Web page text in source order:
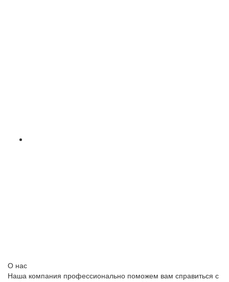
О нас
Наша компания профессионально поможем вам справиться с